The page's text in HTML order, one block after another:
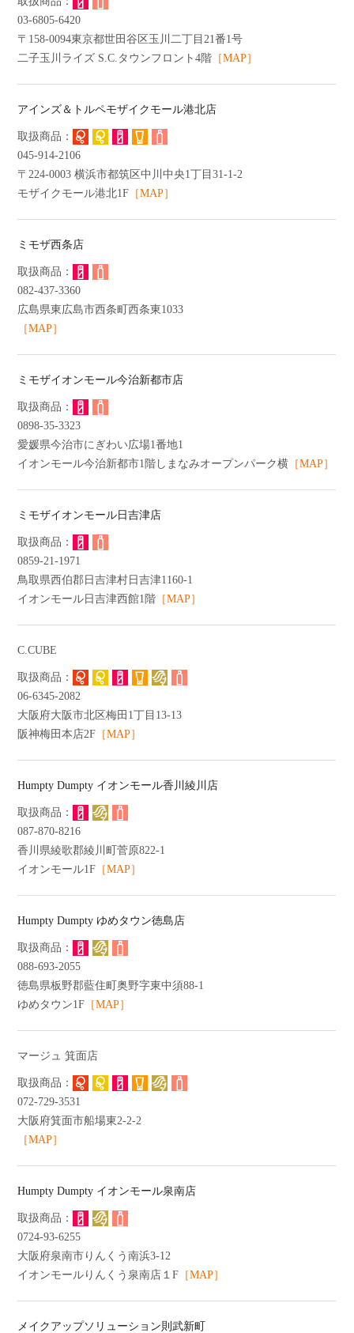
03-6805-6420
〒158-0094東京都世田谷区玉川二丁目21番1号
二子玉川ライズ S.C.タウンフロント4階 ［MAP］
アインズ＆トルペモザイクモール港北店
045-914-2106
〒224-0003 横浜市都筑区中川中央1丁目31-1-2
モザイクモール港北1F ［MAP］
ミモザ西条店
082-437-3360
広島県東広島市西条町西条東1033
［MAP］
ミモザイオンモール今治新都市店
0898-35-3323
愛媛県今治市にぎわい広場1番地1
イオンモール今治新都市1階しまなみオープンパーク横 ［MAP］
ミモザイオンモール日吉津店
0859-21-1971
鳥取県西伯郡日吉津村日吉津1160-1
イオンモール日吉津西館1階 ［MAP］
C.CUBE
06-6345-2082
大阪府大阪市北区梅田1丁目13-13
阪神梅田本店2F ［MAP］
Humpty Dumpty イオンモール香川綾川店
087-870-8216
香川県綾歌郡綾川町菅原822-1
イオンモール1F ［MAP］
Humpty Dumpty ゆめタウン徳島店
088-693-2055
徳島県板野郡藍住町奥野字東中須88-1
ゆめタウン1F ［MAP］
マージュ 箕面店
072-729-3531
大阪府箕面市船場東2-2-2
［MAP］
Humpty Dumpty イオンモール泉南店
0724-93-6255
大阪府泉南市りんくう南浜3-12
イオンモールりんくう泉南店１F ［MAP］
メイクアップソリューション則武新町